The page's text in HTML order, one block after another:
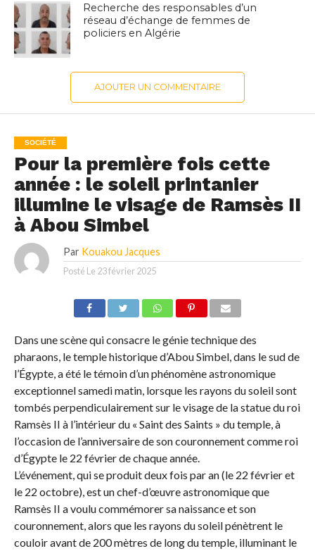
Recherche des responsables d’un
réseau d’échange de femmes de
policiers en Algérie
AJOUTER UN COMMENTAIRE
SOCIÉTÉ
Pour la première fois cette
année : le soleil printanier
illumine le visage de Ramsès II
à Abou Simbel
Par Kouakou Jacques
Posté Le 23 février 2025
Dans une scène qui consacre le génie technique des
pharaons, le temple historique d’Abou Simbel, dans le sud de
l’Égypte, a été le témoin d’un phénomène astronomique
exceptionnel samedi matin, lorsque les rayons du soleil sont
tombés perpendiculairement sur le visage de la statue du roi
Ramsès II à l’intérieur du « Saint des Saints » du temple, à
l’occasion de l’anniversaire de son couronnement comme roi
d’Égypte le 22 février de chaque année.
L’événement, qui se produit deux fois par an (le 22 février et
le 22 octobre), est un chef-d’œuvre astronomique que
Ramsès II a voulu commémorer sa naissance et son
couronnement, alors que les rayons du soleil pénètrent le
couloir avant de 200 mètres de long du temple, illuminant le